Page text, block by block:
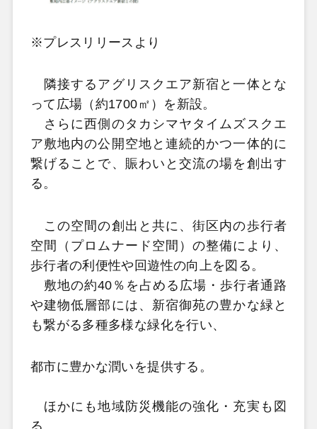
※プレスリリースより
隣接するアグリスクエア新宿と一体とな
って広場（約1700㎡）を新設。
さらに西側のタカシマヤタイムズスクエ
ア敷地内の公開空地と連続的かつ一体的に
繋げることで、賑わいと交流の場を創出す
る。
この空間の創出と共に、街区内の歩行者
空間（プロムナード空間）の整備により、
歩行者の利便性や回遊性の向上を図る。
敷地の約40％を占める広場・歩行者通路
や建物低層部には、新宿御苑の豊かな緑と
も繋がる多種多様な緑化を行い、
都市に豊かな潤いを提供する。
ほかにも地域防災機能の強化・充実も図